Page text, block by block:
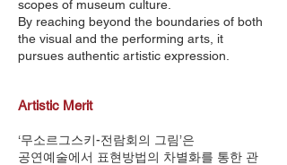
scopes of museum culture.
By reaching beyond the boundaries of both
the visual and the performing arts, it
pursues authentic artistic expression.
Artistic Merit
‘무소르그스키-전람회의 그림’은
공연예술에서 표현방법의 차별화를 통한 관